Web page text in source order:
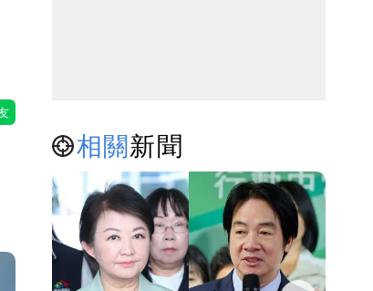
相關新聞